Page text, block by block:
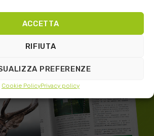
ACCETTA
RIFIUTA
PREFERENZE
Cookie PolicyPrivacy policy
QUI ILCATALOGO
IN PDF